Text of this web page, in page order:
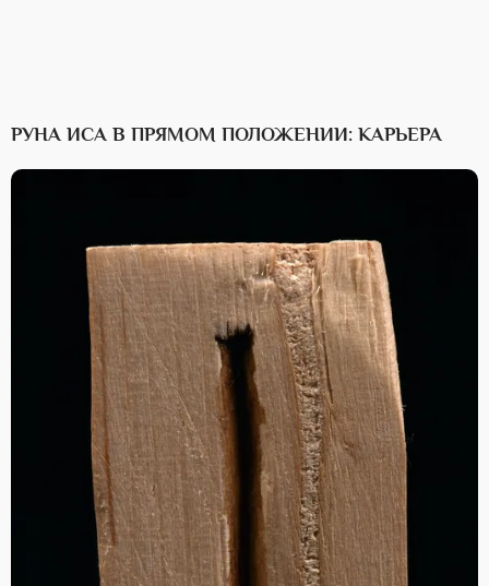
РУНА ИСА В ПРЯМОМ ПОЛОЖЕНИИ: КАРЬЕРА